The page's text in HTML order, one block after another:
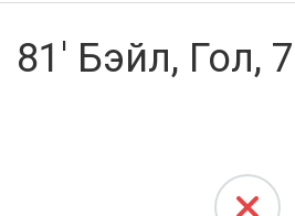
О сайте
81' Бэйл, Гол,